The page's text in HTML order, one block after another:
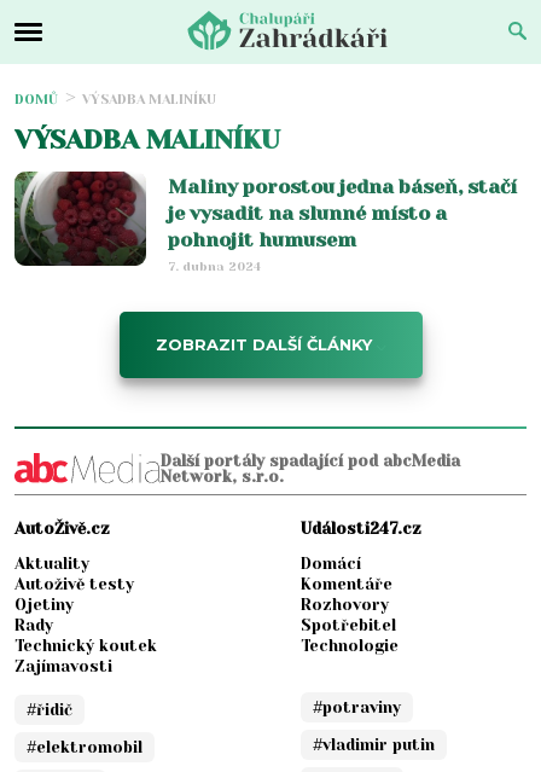
DOMŮ VÝSADBA MALINÍKU
VÝSADBA MALINÍKU
Maliny porostou jedna báseň, stačí
je vysadit na slunné místo a
pohnojit humusem
7. dubna 2024
ZOBRAZIT DALŠÍ ČLÁNKY
Další portály spadající pod abcMedia
Network, s.r.o.
AutoŽivě.cz
Aktuality
Autoživě testy
Ojetiny
Rady
Technický koutek
Zajímavosti
#řidič
#elektromobil
Události247.cz
Domácí
Komentáře
Rozhovory
Spotřebitel
Technologie
#potraviny
#vladimir putin